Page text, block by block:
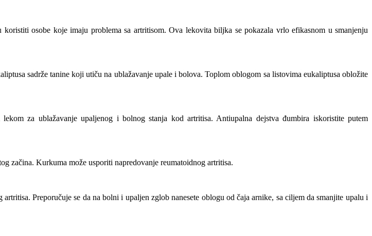
osobe koje imaju problema sa artritisom. Ova lekovita biljka se pokazala vrlo efikasnom u smanjenju
sadrže tanine koji utiču na ublažavanje upale i bolova. Toplom oblogom sa listovima eukaliptusa obložite
za ublažavanje upaljenog i bolnog stanja kod artritisa. Antiupalna dejstva đumbira iskoristite putem
začina. Kurkuma može usporiti napredovanje reumatoidnog artritisa.
Preporučuje se da na bolni i upaljen zglob nanesete oblogu od čaja arnike, sa ciljem da smanjite upalu i